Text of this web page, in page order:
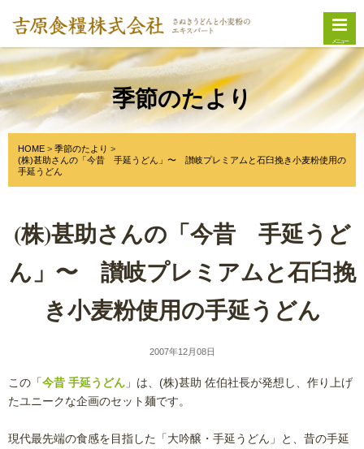
メニュー
季節のたより
HOME
季節のたより
(株)甚助さんの「今昔 手延うどん」〜 讃岐プレミアムと石臼挽き小麦粉使用の
手延うどん
(株)甚助さんの「今昔 手延うど
ん」〜 讃岐プレミアムと石臼挽
き小麦粉使用の手延うどん
2007年12月08日
この「今昔 手延うどん 」は、(株)甚助 佐伯社長が発想し、作り上げ
たユニークな企画のセット麺です。
現代最先端の食感を目指した「大吟醸・手延うどん」と、昔の手延